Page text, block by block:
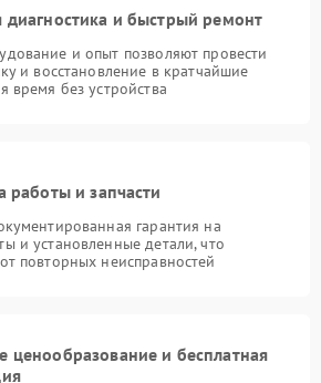
диагностика и быстрый ремонт
и опыт позволяют провести
и восстановление в кратчайшие
время без устройства
работы и запчасти
гарантия на
и установленные детали, что
повторных неисправностей
ценообразование и бесплатная